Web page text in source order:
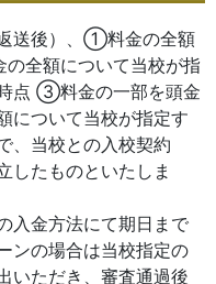
送後）、①料金の全額
全額について当校が指
点 ③料金の一部を頭金
について当校が指定す
、当校との入校契約
したものといたしま
入金方法にて期日まで
ンの場合は当校指定の
いただき、審査通過後